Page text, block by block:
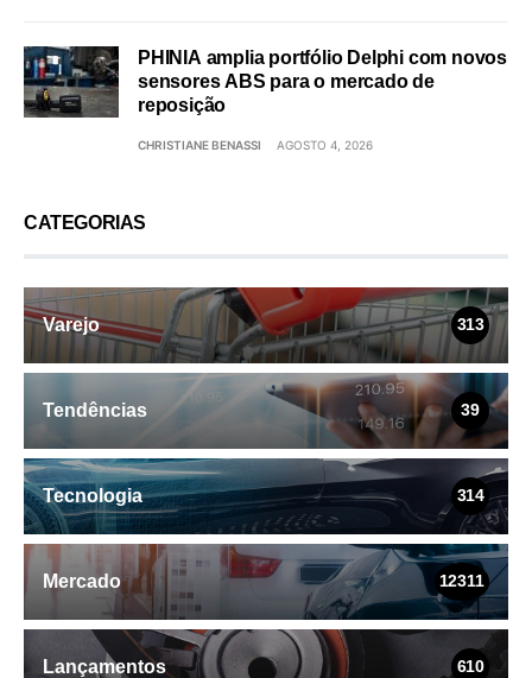
PHINIA amplia portfólio Delphi com novos
sensores ABS para o mercado de
reposição
CHRISTIANE BENASSI AGOSTO 4, 2026
CATEGORIAS
Varejo 313
Tendências 39
Tecnologia 314
Mercado 12311
Lançamentos 610